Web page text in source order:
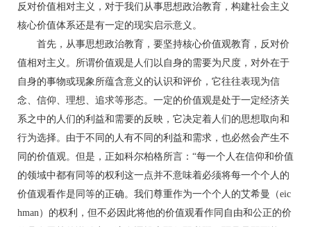
反对价值相对主义，对于我们从事思想政治教育，构建社会主义
核心价值体系还是有一定的现实启示意义。
首先，从事思想政治教育，要坚持核心价值观教育，反对价
值相对主义。所谓价值观是人们以自身的需要为尺度，对外在于
自身的事物或现象所蕴含意义的认识和评价，它往往表现为信
念、信仰、理想、追求等形态。一定的价值观是处于一定经济关
系之中的人们的利益和需要的反映，它决定着人们的思想取向和
行为选择。由于不同的人有不同的利益和需求，也必然会产生不
同的价值观。但是，正如科尔柏格所言：“每一个人在信仰和价值
的领域中都有同等的权利这一点并不意味着必须将每一个个人的
价值观看作是同等的正确。我们尊重作为一个个人的艾希曼（eic
hman）的权利，但不必因此将他的价值观看作同自由和公正的价